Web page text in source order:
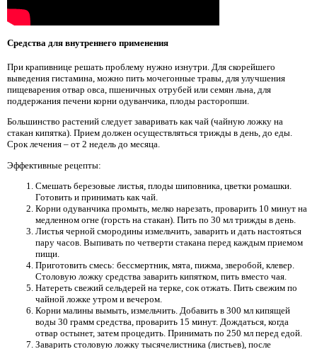
Средства для внутреннего применения
При крапивнице решать проблему нужно изнутри. Для скорейшего
выведения гистамина, можно пить мочегонные травы, для улучшения
пищеварения отвар овса, пшеничных отрубей или семян льна, для
поддержания печени корни одуванчика, плоды расторопши.
Большинство растений следует заваривать как чай (чайную ложку на
стакан кипятка). Прием должен осуществляться трижды в день, до еды.
Срок лечения – от 2 недель до месяца.
Эффективные рецепты:
Смешать березовые листья, плоды шиповника, цветки ромашки.
Готовить и принимать как чай.
Корни одуванчика промыть, мелко нарезать, проварить 10 минут на
медленном огне (горсть на стакан). Пить по 30 мл трижды в день.
Листья черной смородины измельчить, заварить и дать настояться
пару часов. Выпивать по четверти стакана перед каждым приемом
пищи.
Приготовить смесь: бессмертник, мята, пижма, зверобой, клевер.
Столовую ложку средства заварить кипятком, пить вместо чая.
Натереть свежий сельдерей на терке, сок отжать. Пить свежим по
чайной ложке утром и вечером.
Корни малины вымыть, измельчить. Добавить в 300 мл кипящей
воды 30 грамм средства, проварить 15 минут. Дождаться, когда
отвар остынет, затем процедить. Принимать по 250 мл перед едой.
Заварить столовую ложку тысячелистника (листьев), после